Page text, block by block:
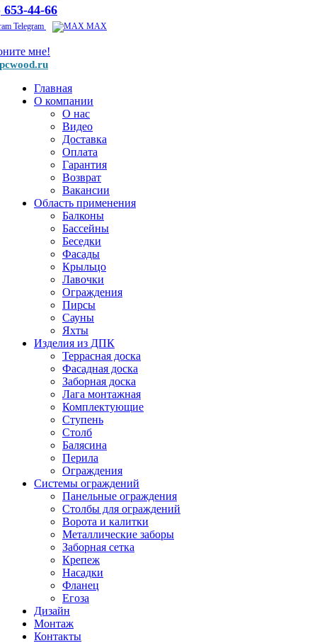
653-44-66
Telegram MAX
мне!
Главная
О компании
О нас
Видео
Доставка
Оплата
Гарантия
Возврат
Вакансии
Область применения
Балконы
Бассейны
Беседки
Фасады
Крыльцо
Лавочки
Ограждения
Пирсы
Сауны
Яхты
Изделия из ДПК
Террасная доска
Фасадная доска
Заборная доска
Лага монтажная
Комплектующие
Ступень
Столб
Балясина
Перила
Ограждения
Системы ограждений
Панельные ограждения
Столбы для ограждений
Ворота и калитки
Металлические заборы
Заборная сетка
Крепеж
Насадки
Фланец
Егоза
Дизайн
Монтаж
Контакты